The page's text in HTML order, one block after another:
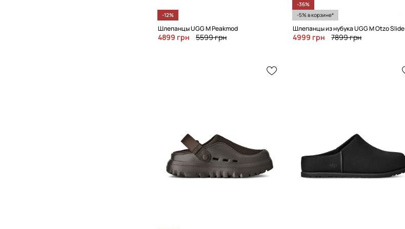
-12%
Шлепанцы UGG M Peakmod
4899 грн 5599 грн
-36%
-5% в корзине*
Шлепанцы из нубука UGG M Otzo Slide
4999 грн 7899 грн